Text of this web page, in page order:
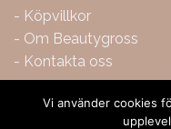
- Köpvillkor
- Om Beautygross
- Kontakta oss
Vi använder cookies